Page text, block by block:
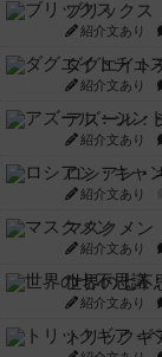
ブリックス
紹介文あり
ダグエイト
紹介文あり
アズール：
紹介文あり
ロシアン・
紹介文あり
マスクメン
紹介文あり
世界の七不
紹介文あり
トリックギ